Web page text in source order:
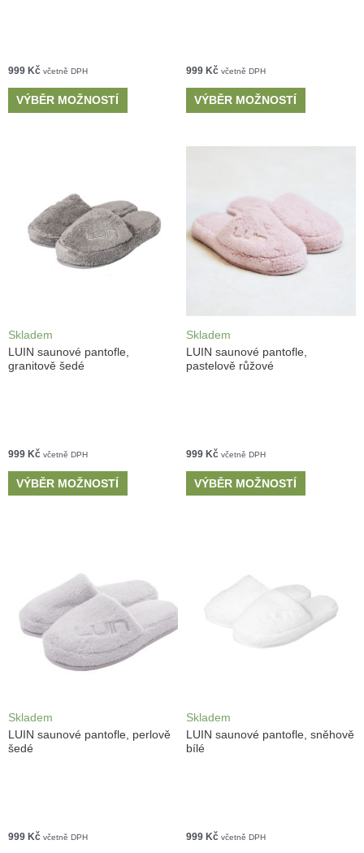
999 Kč včetně DPH
VÝBĚR MOŽNOSTÍ
999 Kč včetně DPH
VÝBĚR MOŽNOSTÍ
Skladem
LUIN saunové pantofle,
granitově šedé
999 Kč včetně DPH
VÝBĚR MOŽNOSTÍ
Skladem
LUIN saunové pantofle,
pastelově růžové
999 Kč včetně DPH
VÝBĚR MOŽNOSTÍ
Skladem
LUIN saunové pantofle, perlově
šedé
999 Kč včetně DPH
Skladem
LUIN saunové pantofle, sněhově
bílé
999 Kč včetně DPH